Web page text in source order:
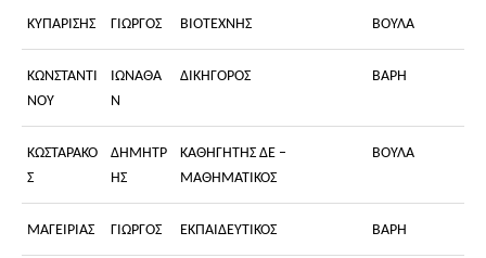
ΚΥΠΑΡΙΣΗΣ ΓΙΩΡΓΟΣ ΒΙΟΤΕΧΝΗΣ ΒΟΥΛΑ
ΚΩΝΣΤΑΝΤΙ
ΝΟΥ
ΙΩΝΑΘΑ
Ν
ΔΙΚΗΓΟΡΟΣ ΒΑΡΗ
ΚΩΣΤΑΡΑΚΟ
Σ
ΔΗΜΗΤΡ
ΗΣ
ΚΑΘΗΓΗΤΗΣ ΔΕ –
ΜΑΘΗΜΑΤΙΚΟΣ
ΒΟΥΛΑ
ΜΑΓΕΙΡΙΑΣ ΓΙΩΡΓΟΣ ΕΚΠΑΙΔΕΥΤΙΚΟΣ ΒΑΡΗ